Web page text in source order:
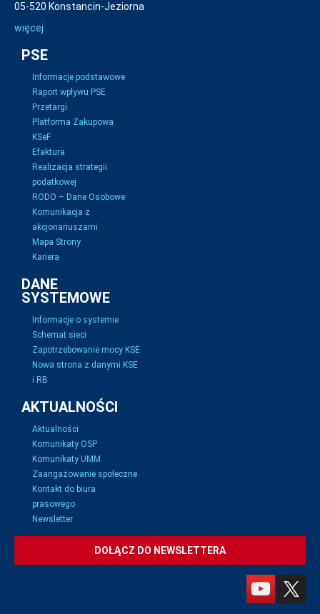
05-520 Konstancin-Jeziorna
więcej
PSE
Informacje podstawowe
Raport wpływu PSE
Przetargi
Platforma Zakupowa
KSeF
Efaktura
Realizacja strategii
podatkowej
RODO – Dane Osobowe
Komunikacja z
akcjonariuszami
Mapa Strony
Kariera
DANE
SYSTEMOWE
Informacje o systemie
Schemat sieci
Zapotrzebowanie mocy KSE
Nowa strona z danymi KSE
i RB
AKTUALNOŚCI
Aktualności
Komunikaty OSP
Komunikaty UMM
Zaangażowanie społeczne
Kontakt do biura
prasowego
Newsletter
DOŁĄCZ DO NEWSLETTERA